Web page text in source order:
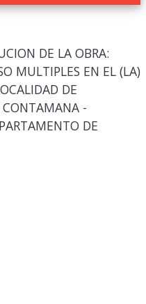
DE LA OBRA:
MULTIPLES EN EL (LA)
DE
-
DE